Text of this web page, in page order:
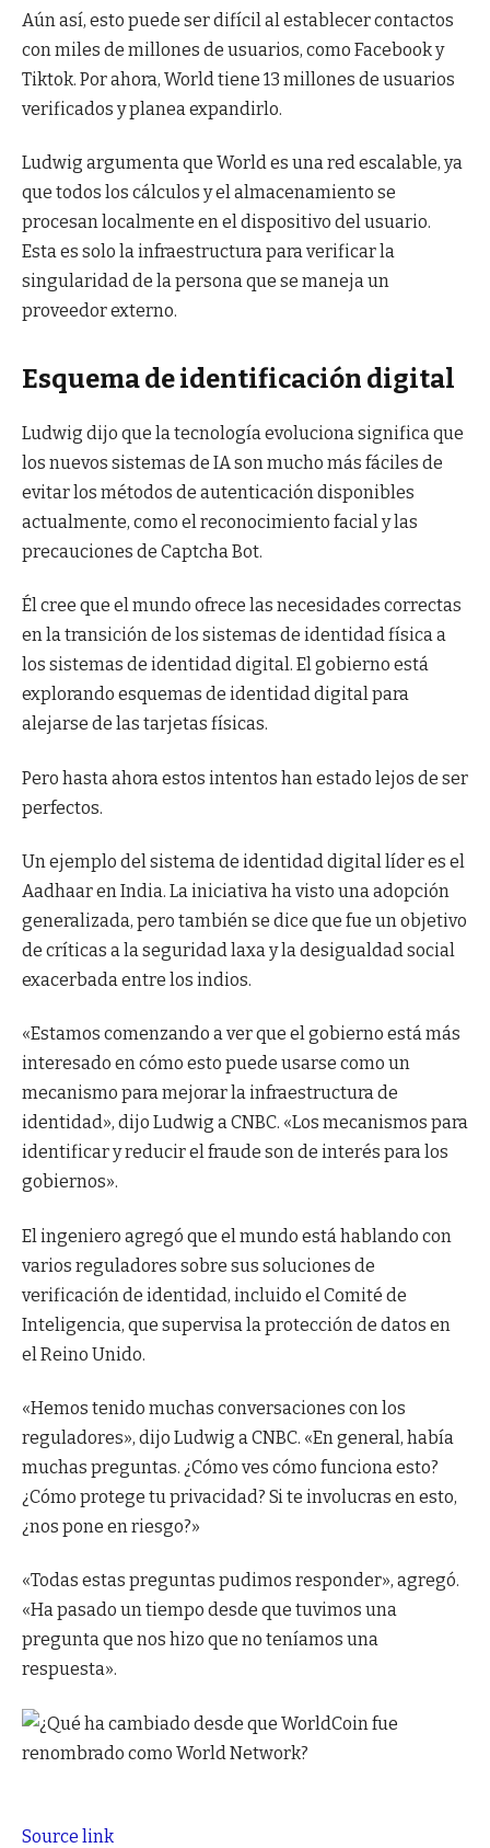
Aún así, esto puede ser difícil al establecer contactos
con miles de millones de usuarios, como Facebook y
Tiktok. Por ahora, World tiene 13 millones de usuarios
verificados y planea expandirlo.
Ludwig argumenta que World es una red escalable, ya
que todos los cálculos y el almacenamiento se
procesan localmente en el dispositivo del usuario.
Esta es solo la infraestructura para verificar la
singularidad de la persona que se maneja un
proveedor externo.
Esquema de identificación digital
Ludwig dijo que la tecnología evoluciona significa que
los nuevos sistemas de IA son mucho más fáciles de
evitar los métodos de autenticación disponibles
actualmente, como el reconocimiento facial y las
precauciones de Captcha Bot.
Él cree que el mundo ofrece las necesidades correctas
en la transición de los sistemas de identidad física a
los sistemas de identidad digital. El gobierno está
explorando esquemas de identidad digital para
alejarse de las tarjetas físicas.
Pero hasta ahora estos intentos han estado lejos de ser
perfectos.
Un ejemplo del sistema de identidad digital líder es el
Aadhaar en India. La iniciativa ha visto una adopción
generalizada, pero también se dice que fue un objetivo
de críticas a la seguridad laxa y la desigualdad social
exacerbada entre los indios.
«Estamos comenzando a ver que el gobierno está más
interesado en cómo esto puede usarse como un
mecanismo para mejorar la infraestructura de
identidad», dijo Ludwig a CNBC. «Los mecanismos para
identificar y reducir el fraude son de interés para los
gobiernos».
El ingeniero agregó que el mundo está hablando con
varios reguladores sobre sus soluciones de
verificación de identidad, incluido el Comité de
Inteligencia, que supervisa la protección de datos en
el Reino Unido.
«Hemos tenido muchas conversaciones con los
reguladores», dijo Ludwig a CNBC. «En general, había
muchas preguntas. ¿Cómo ves cómo funciona esto?
¿Cómo protege tu privacidad? Si te involucras en esto,
¿nos pone en riesgo?»
«Todas estas preguntas pudimos responder», agregó.
«Ha pasado un tiempo desde que tuvimos una
pregunta que nos hizo que no teníamos una
respuesta».
Source link